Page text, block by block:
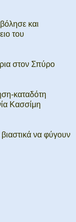
και
του
στον Σπύρο
καταδότη
Κασσίμη
να φύγουν